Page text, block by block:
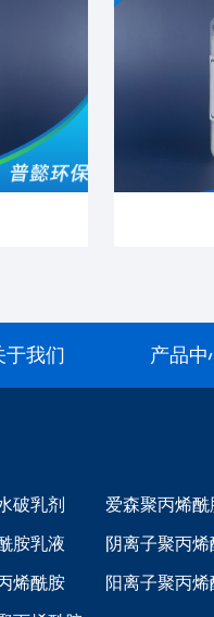
于我们 产品中
破乳剂
胺乳液
烯酰胺
爱森聚丙烯酰
阴离子聚丙烯
阳离子聚丙烯